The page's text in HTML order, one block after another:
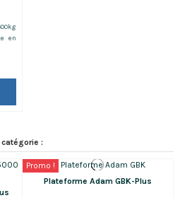
en
:
Promo !
Plateforme Adam GBK-Plus